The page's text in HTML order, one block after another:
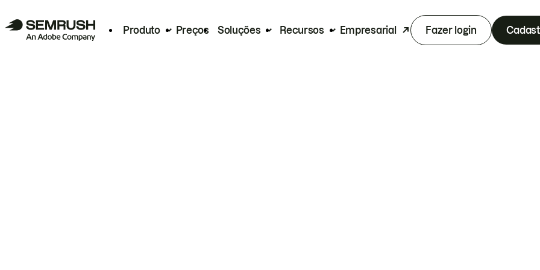
Produto Preços Soluções Recursos Empresarial Fazer login